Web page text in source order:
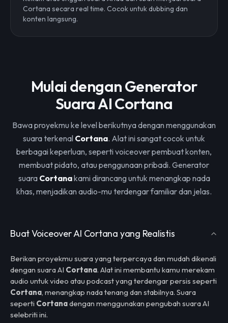
Cortana secara real time. Cocok untuk dubbing dan
konten langsung.
Mulai dengan Generator
Suara AI Cortana
Bawa proyekmu ke level berikutnya dengan menggunakan
suara terkenal Cortana. Alat ini sangat cocok untuk
berbagai keperluan, seperti voiceover pembuat konten,
membuat pidato, atau penggunaan pribadi. Generator
suara Cortanakami dirancang untuk menangkap nada
khas, menjadikan audio-mu terdengar familiar dan jelas.
Buat Voiceover AI Cortana yang Realistis
Berikan proyekmu suara yang terpercaya dan mudah dikenali
dengan suara AI Cortana. Alat ini membantu kamu merekam
audio untuk video atau podcast yang terdengar persis seperti
Cortana, menangkap nada tenang dan stabilnya. Suara
seperti Cortanadengan menggunakan pengubah suara AI
selebriti ini.